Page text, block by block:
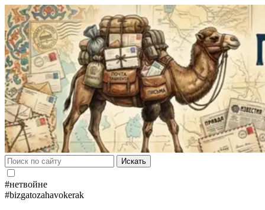
Искать
#нетвойне
#bizgatozahavokerak